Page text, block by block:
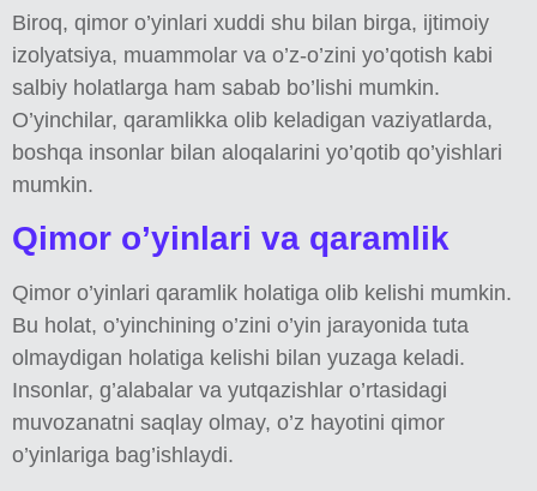
Biroq, qimor o’yinlari xuddi shu bilan birga, ijtimoiy
izolyatsiya, muammolar va o’z-o’zini yo’qotish kabi
salbiy holatlarga ham sabab bo’lishi mumkin.
O’yinchilar, qaramlikka olib keladigan vaziyatlarda,
boshqa insonlar bilan aloqalarini yo’qotib qo’yishlari
mumkin.
Qimor o’yinlari va qaramlik
Qimor o’yinlari qaramlik holatiga olib kelishi mumkin.
Bu holat, o’yinchining o’zini o’yin jarayonida tuta
olmaydigan holatiga kelishi bilan yuzaga keladi.
Insonlar, g’alabalar va yutqazishlar o’rtasidagi
muvozanatni saqlay olmay, o’z hayotini qimor
o’yinlariga bag’ishlaydi.